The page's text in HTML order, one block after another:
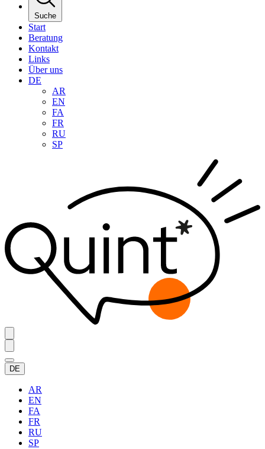
Suche
Start
Beratung
Kontakt
Links
Über uns
DE
AR
EN
FA
FR
RU
SP
DE
AR
EN
FA
FR
RU
SP